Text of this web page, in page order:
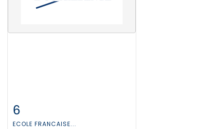
6
ECOLE FRANCAISE...